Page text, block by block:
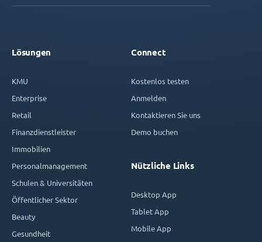
Lösungen
KMU
Enterprise
Retail
Finanzdienstleister
Immobilien
Personalmanagement
Schulen & Universitäten
Öffentlicher Sektor
Beauty
Gesundheit
Connect
Kostenlos testen
Anmelden
Kontaktieren Sie uns
Demo buchen
Nützliche Links
Desktop App
Tablet App
Mobile App